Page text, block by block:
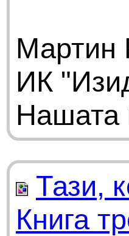
Мартин
ИК
Нашата
Тази,
Книга